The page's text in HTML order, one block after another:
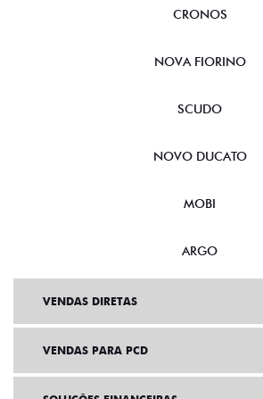
CRONOS
NOVA FIORINO
SCUDO
NOVO DUCATO
MOBI
ARGO
VENDAS DIRETAS
VENDAS PARA PCD